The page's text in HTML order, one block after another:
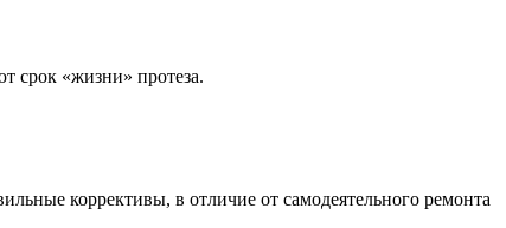
срок «жизни» протеза.
коррективы, в отличие от самодеятельного ремонта